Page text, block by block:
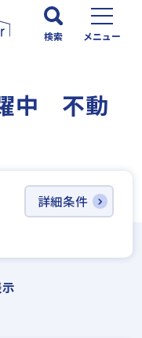
検索 メニュー
中 不動
詳細条件